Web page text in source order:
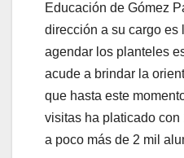
Educación de Gómez
dirección a su cargo es
agendar los planteles
acude a brindar la
que hasta este
visitas ha platicado
a poco más de 2 mil